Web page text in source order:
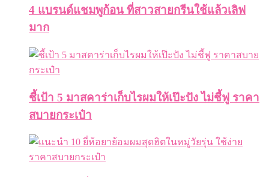
4 แบรนด์แชมพูก้อน ที่สาวสายกรีนใช้แล้วเลิฟ
มาก
ชี้เป้า 5 มาสคาร่าเก็บไรผมให้เป๊ะปัง ไม่ชี้ฟู ราคา
สบายกระเป๋า